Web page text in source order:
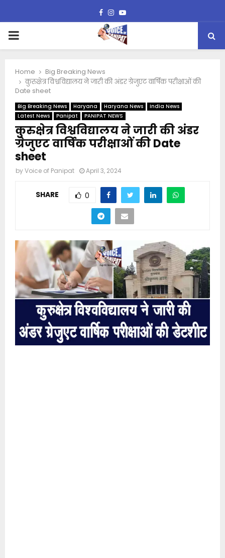
Facebook
Instagram
Youtube
PRIMARY
Home
Big Breaking News
कुरुक्षेत्र विश्वविद्यालय ने जारी की अंडर ग्रेजुएट वार्षिक परीक्षाओं की
Date sheet
Big Breaking News Haryana Haryana News
India News
Latest News
Panipat PANIPAT NEWS
कुरुक्षेत्र विश्वविद्यालय ने जारी की अंडर
ग्रेजुएट वार्षिक परीक्षाओं की Date
sheet
byVoice of Panipat April 3, 2024
SHARE 0